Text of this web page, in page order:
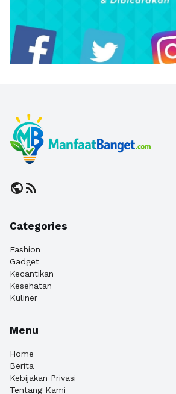
publicrss_feed
Categories
Fashion
Gadget
Kecantikan
Kesehatan
Kuliner
Menu
Home
Berita
Kebijakan Privasi
Tentang Kami